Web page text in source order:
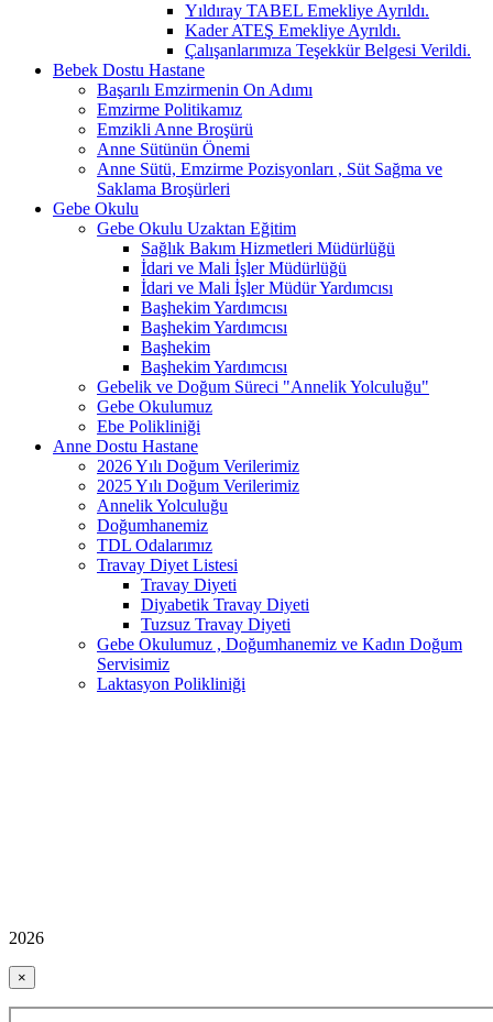
Yıldıray TABEL Emekliye Ayrıldı.
Kader ATEŞ Emekliye Ayrıldı.
Çalışanlarımıza Teşekkür Belgesi Verildi.
Bebek Dostu Hastane
Başarılı Emzirmenin On Adımı
Emzirme Politikamız
Emzikli Anne Broşürü
Anne Sütünün Önemi
Anne Sütü, Emzirme Pozisyonları , Süt Sağma ve
Saklama Broşürleri
Gebe Okulu
Gebe Okulu Uzaktan Eğitim
Sağlık Bakım Hizmetleri Müdürlüğü
İdari ve Mali İşler Müdürlüğü
İdari ve Mali İşler Müdür Yardımcısı
Başhekim Yardımcısı
Başhekim Yardımcısı
Başhekim
Başhekim Yardımcısı
Gebelik ve Doğum Süreci "Annelik Yolculuğu"
Gebe Okulumuz
Ebe Polikliniği
Anne Dostu Hastane
2026 Yılı Doğum Verilerimiz
2025 Yılı Doğum Verilerimiz
Annelik Yolculuğu
Doğumhanemiz
TDL Odalarımız
Travay Diyet Listesi
Travay Diyeti
Diyabetik Travay Diyeti
Tuzsuz Travay Diyeti
Gebe Okulumuz , Doğumhanemiz ve Kadın Doğum
Servisimiz
Laktasyon Polikliniği
2026
×